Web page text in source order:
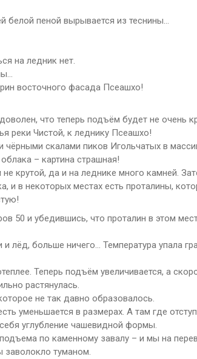
белой пеной вырывается из теснины…
на ледник нет.
восточного фасада Псеашхо!
что теперь подъём будет не очень
реки Чистой, к леднику Псеашхо!
чёрными скалами пиков Игольчатых в
– картина страшная!
крутой, да и на леднике много камней.
и в некоторых местах есть проталины,
50 и убедившись, что проталин в этом
лёд, больше ничего… Температура упала
Теперь подъём увеличивается, а
растянулась.
не так давно образовалось.
уменьшается в размерах. А там где
углубление чашевидной формы.
по каменному завалу – и мы на
заволокло туманом.